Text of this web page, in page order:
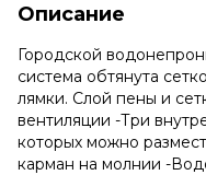
Описание
Городской
система обтянута
лямки. Слой пены и
вентиляции -Три
которых можно
карман на молнии -